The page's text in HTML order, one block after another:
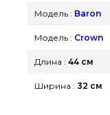
Модель : Baron
Модель : Crown
Длина : 44 см
Ширина : 32 см